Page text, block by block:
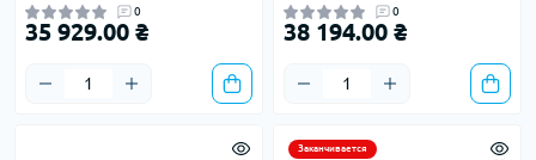
0
35 929.00 ₴
0
38 194.00 ₴
Заканчивается